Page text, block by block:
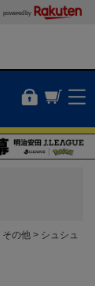
powered by
その他 シュシュ